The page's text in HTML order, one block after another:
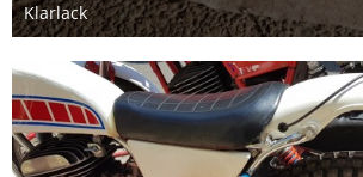
Klarlack
23. Februar 2020